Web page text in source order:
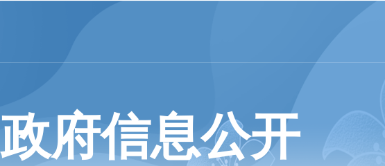
政府信息公开